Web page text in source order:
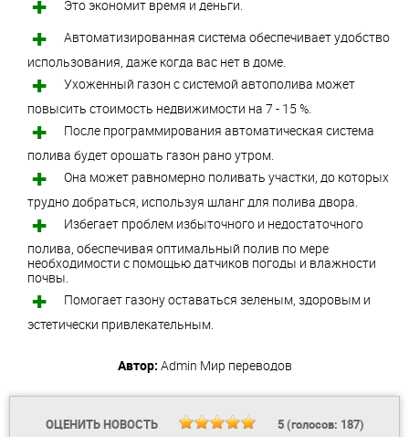
Это экономит время и деньги.
Автоматизированная система обеспечивает удобство
использования, даже когда вас нет в доме.
Ухоженный газон с системой автополива может
повысить стоимость недвижимости на 7 - 15 %.
После программирования автоматическая система
полива будет орошать газон рано утром.
Она может равномерно поливать участки, до которых
трудно добраться, используя шланг для полива двора.
Избегает проблем избыточного и недостаточного
полива, обеспечивая оптимальный полив по мере
необходимости с помощью датчиков погоды и влажности
почвы.
Помогает газону оставаться зеленым, здоровым и
эстетически привлекательным.
Автор: Admin Мир переводов
ОЦЕНИТЬ НОВОСТЬ 5(голосов: 187)